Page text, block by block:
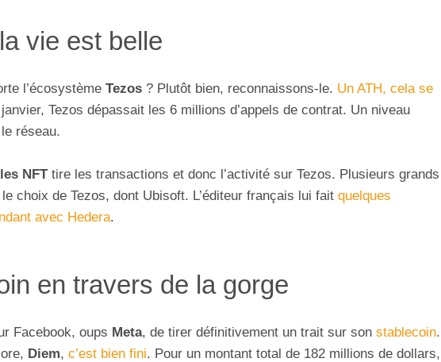
vie est belle
l’écosystème Tezos ? Plutôt bien, reconnaissons-le. Un ATH, cela se
Tezos dépassait les 6 millions d’appels de contrat. Un niveau
réseau.
NFTtire les transactions et donc l’activité sur Tezos. Plusieurs grands
choix de Tezos, dont Ubisoft. L’éditeur français lui fait quelques
avec Hedera.
en travers de la gorge
Facebook, oups Meta, de tirer définitivement un trait sur son stablecoin.
Diem, c’est bien fini. Pour un montant total de 182 millions de dollars,